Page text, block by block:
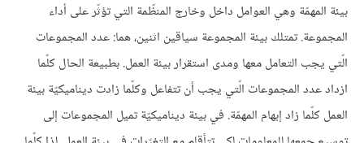
بيئة المهمّة وهي العوامل داخل وخارج المنظّمة التي تؤثّر على أداء
المجموعة. تمتلك بيئة المجموعة سياقين اثنين، هما: عدد المجموعات
الّتي يجب التعامل معها ومدى استقرار بيئة العمل. بطبيعة الحال كلّما
ازداد عدد المجموعات الّتي يجب أن تتفاعل وكلّما زادت ديناميكيّة بيئة
العمل كلّما زاد إبهام المهمّة. في بيئة ديناميكيّة تميل المجموعات إلى